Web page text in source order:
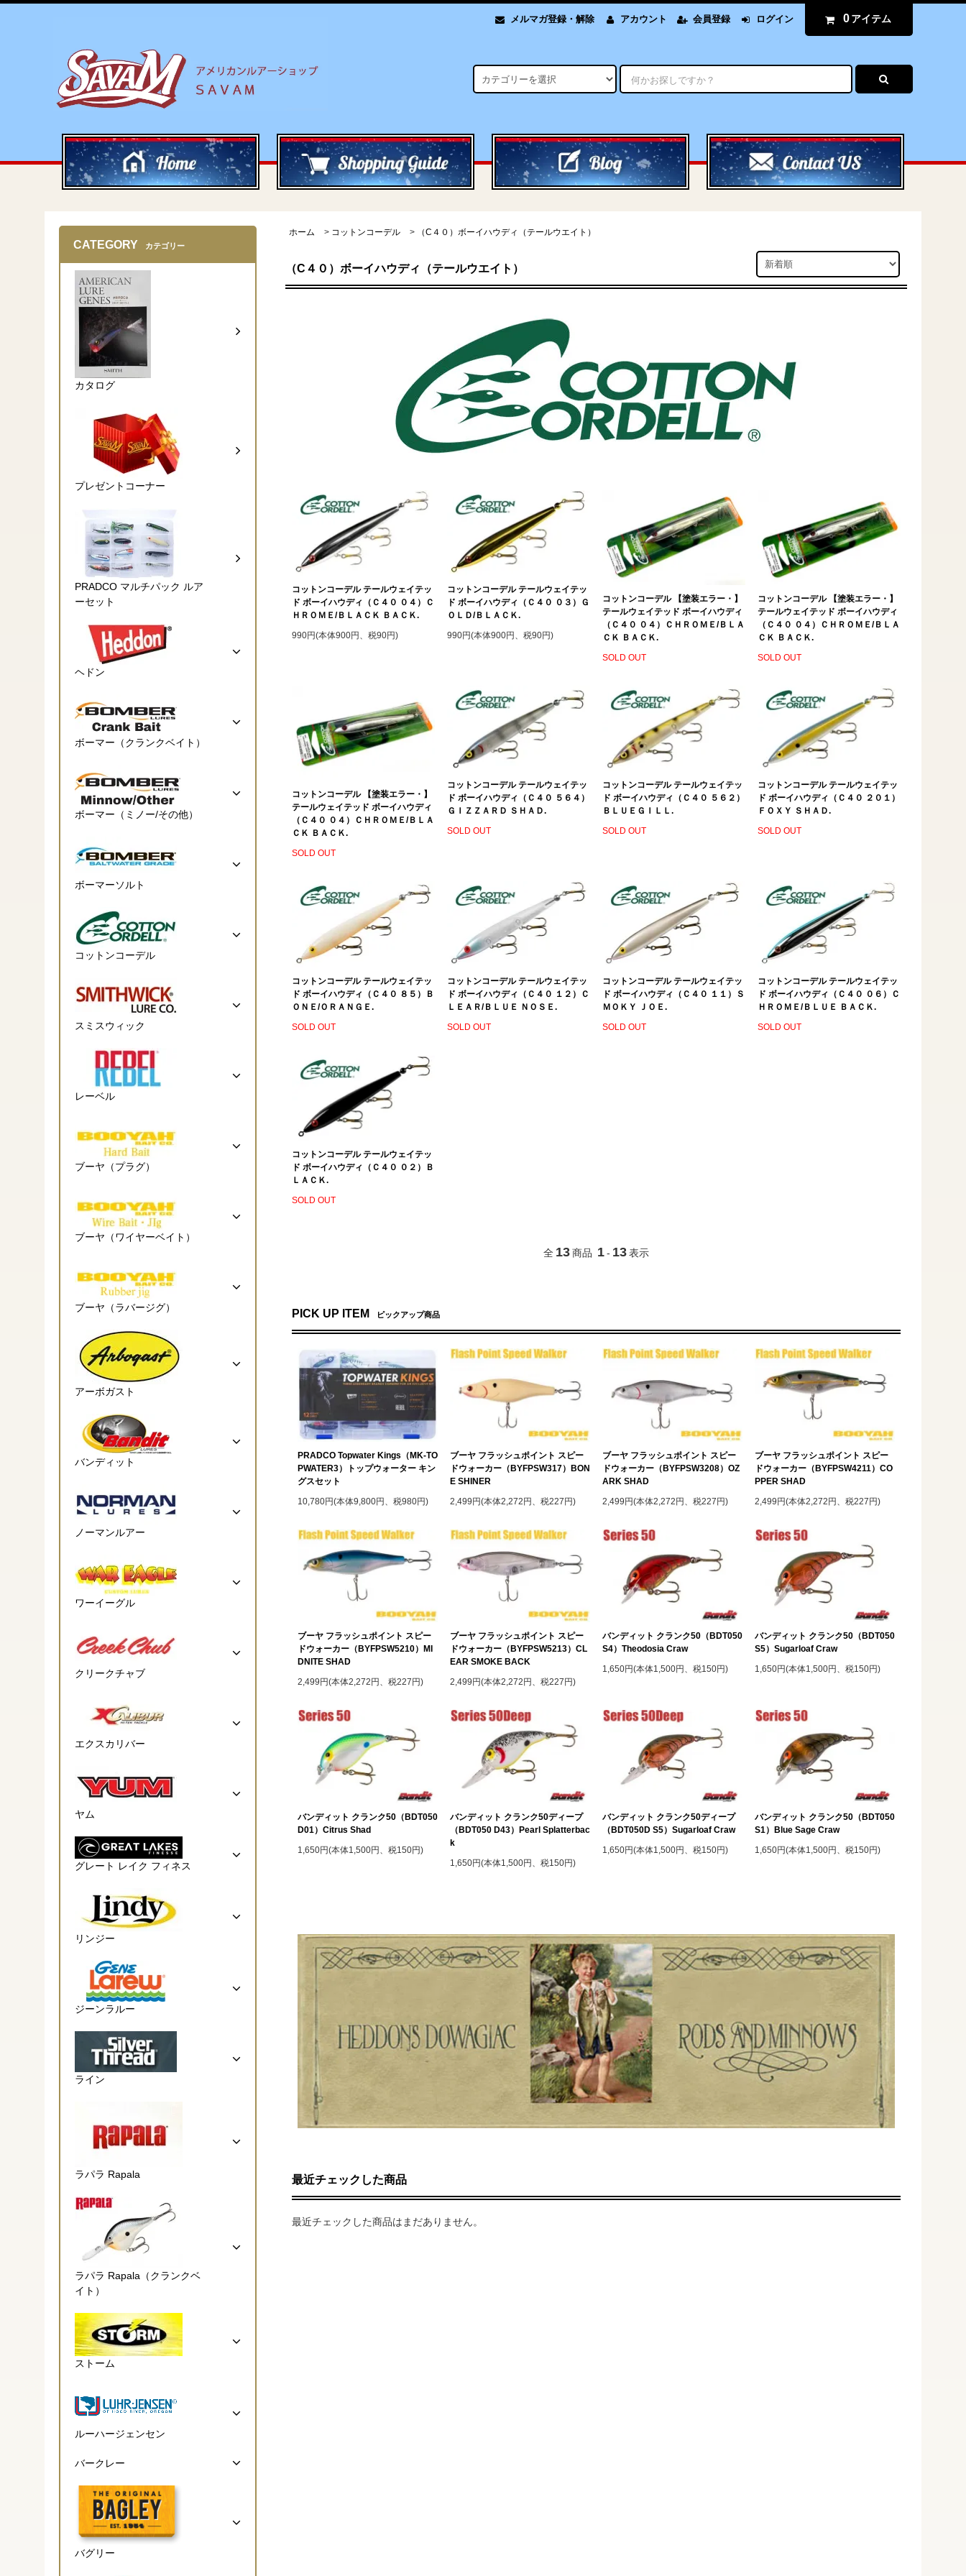
メルマガ登録・解除 アカウント 会員登録 ログイン 0 アイテム
ホーム > コットンコーデル > （C４０）ボーイハウディ（テールウエイト）
（C４０）ボーイハウディ（テールウエイト）
コットンコーデル テールウェイテッ
ド ボーイハウディ（Ｃ４０ ０４）Ｃ
ＨＲＯＭＥ/ＢＬＡＣＫ ＢＡＣＫ.
990円(本体900円、税90円)
コットンコーデル テールウェイテッ
ド ボーイハウディ（Ｃ４０ ０３）Ｇ
ＯＬＤ/ＢＬＡＣＫ.
990円(本体900円、税90円)
コットンコーデル 【塗装エラー・】
テールウェイテッド ボーイハウディ
（Ｃ４０ ０４）ＣＨＲＯＭＥ/ＢＬＡ
ＣＫ ＢＡＣＫ.
SOLD OUT
コットンコーデル 【塗装エラー・】
テールウェイテッド ボーイハウディ
（Ｃ４０ ０４）ＣＨＲＯＭＥ/ＢＬＡ
ＣＫ ＢＡＣＫ.
SOLD OUT
コットンコーデル 【塗装エラー・】
テールウェイテッド ボーイハウディ
（Ｃ４０ ０４）ＣＨＲＯＭＥ/ＢＬＡ
ＣＫ ＢＡＣＫ.
SOLD OUT
コットンコーデル テールウェイテッ
ド ボーイハウディ（Ｃ４０ ５６４）
ＧＩＺＺＡＲＤ ＳＨＡＤ.
SOLD OUT
コットンコーデル テールウェイテッ
ド ボーイハウディ（Ｃ４０ ５６２）
ＢＬＵＥＧＩＬＬ.
SOLD OUT
コットンコーデル テールウェイテッ
ド ボーイハウディ（Ｃ４０ ２０１）
ＦＯＸＹ ＳＨＡＤ.
SOLD OUT
コットンコーデル テールウェイテッ
ド ボーイハウディ（Ｃ４０ ８５）Ｂ
ＯＮＥ/ＯＲＡＮＧＥ.
SOLD OUT
コットンコーデル テールウェイテッ
ド ボーイハウディ（Ｃ４０ １２）Ｃ
ＬＥＡＲ/ＢＬＵＥ ＮＯＳＥ.
SOLD OUT
コットンコーデル テールウェイテッ
ド ボーイハウディ（Ｃ４０ １１）Ｓ
ＭＯＫＹ ＪＯＥ.
SOLD OUT
コットンコーデル テールウェイテッ
ド ボーイハウディ（Ｃ４０ ０６）Ｃ
ＨＲＯＭＥ/ＢＬＵＥ ＢＡＣＫ.
SOLD OUT
コットンコーデル テールウェイテッ
ド ボーイハウディ（Ｃ４０ ０２）Ｂ
ＬＡＣＫ.
SOLD OUT
全 13商品 1- 13表示
PICK UP ITEM ピックアップ商品
PRADCO Topwater Kings（MK-TO
PWATER3）トップウォーター キン
グスセット
10,780円(本体9,800円、税980円)
ブーヤ フラッシュポイント スピー
ドウォーカー（BYFPSW317）BON
E SHINER
2,499円(本体2,272円、税227円)
ブーヤ フラッシュポイント スピー
ドウォーカー（BYFPSW3208）OZ
ARK SHAD
2,499円(本体2,272円、税227円)
ブーヤ フラッシュポイント スピー
ドウォーカー（BYFPSW4211）CO
PPER SHAD
2,499円(本体2,272円、税227円)
ブーヤ フラッシュポイント スピー
ドウォーカー（BYFPSW5210）MI
DNITE SHAD
2,499円(本体2,272円、税227円)
ブーヤ フラッシュポイント スピー
ドウォーカー（BYFPSW5213）CL
EAR SMOKE BACK
2,499円(本体2,272円、税227円)
バンディット クランク50（BDT050
S4）Theodosia Craw
1,650円(本体1,500円、税150円)
バンディット クランク50（BDT050
S5）Sugarloaf Craw
1,650円(本体1,500円、税150円)
バンディット クランク50（BDT050
D01）Citrus Shad
1,650円(本体1,500円、税150円)
バンディット クランク50ディープ
（BDT050 D43）Pearl Splatterbac
k
1,650円(本体1,500円、税150円)
バンディット クランク50ディープ
（BDT050D S5）Sugarloaf Craw
1,650円(本体1,500円、税150円)
バンディット クランク50（BDT050
S1）Blue Sage Craw
1,650円(本体1,500円、税150円)
最近チェックした商品
最近チェックした商品はまだありません。
CATEGORY カテゴリー
カタログ
プレゼントコーナー
PRADCO マルチパック ルア
ーセット
ヘドン
ボーマー（クランクベイト）
ボーマー（ミノー/その他）
ボーマーソルト
コットンコーデル
スミスウィック
レーベル
ブーヤ（プラグ）
ブーヤ（ワイヤーベイト）
ブーヤ（ラバージグ）
アーボガスト
バンディット
ノーマンルアー
ワーイーグル
クリークチャブ
エクスカリバー
ヤム
グレート レイク フィネス
リンジー
ジーンラルー
ライン
ラパラ Rapala
ラパラ Rapala（クランクベ
イト）
ストーム
ルーハージェンセン
バークレー
バグリー